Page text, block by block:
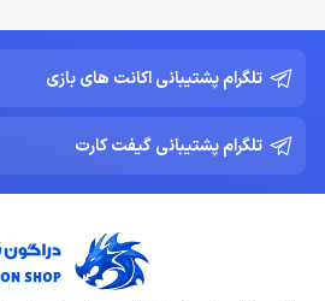
تلگرام پشتیبانی اکانت های بازی
تلگرام پشتیبانی گیفت کارت